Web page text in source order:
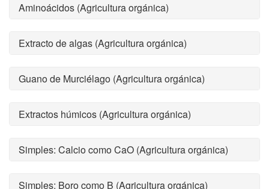
Aminoácidos (Agricultura orgánica)
Extracto de algas (Agricultura orgánica)
Guano de Murciélago (Agricultura orgánica)
Extractos húmicos (Agricultura orgánica)
Simples: Calcio como CaO (Agricultura orgánica)
Simples: Boro como B (Agricultura orgánica)